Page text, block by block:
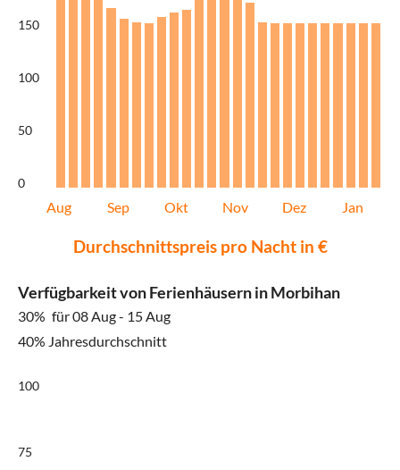
150
100
50
0
Aug Sep Okt Nov Dez Jan
Durchschnittspreis pro Nacht in €
Verfügbarkeit von Ferienhäusern in Morbihan
30% für 08 Aug - 15 Aug
40% Jahresdurchschnitt
100
75